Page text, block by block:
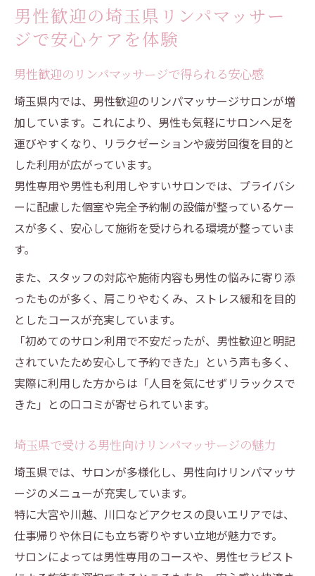
男性歓迎の埼玉県リンパマッサー
ジで安心ケアを体験
男性歓迎のリンパマッサージで得られる安心感
埼玉県内では、男性歓迎のリンパマッサージサロンが増
加しています。これにより、男性も気軽にサロンへ足を
運びやすくなり、リラクゼーションや疲労回復を目的と
した利用が広がっています。
男性専用や男性も利用しやすいサロンでは、プライバシ
ーに配慮した個室や完全予約制の設備が整っているケー
スが多く、安心して施術を受けられる環境が整っていま
す。
また、スタッフの対応や施術内容も男性の悩みに寄り添
ったものが多く、肩こりやむくみ、ストレス緩和を目的
としたコースが充実しています。
「初めてのサロン利用で不安だったが、男性歓迎と明記
されていたため安心して予約できた」という声も多く、
実際に利用した方からは「人目を気にせずリラックスで
きた」との口コミが寄せられています。
埼玉県で受ける男性向けリンパマッサージの魅力
埼玉県では、サロンが多様化し、男性向けリンパマッサ
ージのメニューが充実しています。
特に大宮や川越、川口などアクセスの良いエリアでは、
仕事帰りや休日にも立ち寄りやすい立地が魅力です。
サロンによっては男性専用のコースや、男性セラピスト